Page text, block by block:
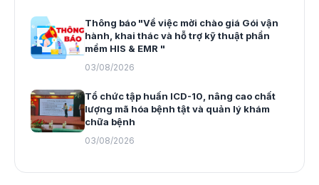
Thông báo "Về việc mời chào giá Gói vận
hành, khai thác và hỗ trợ kỹ thuật phần
mềm HIS & EMR "
03/08/2026
Tổ chức tập huấn ICD-10, nâng cao chất
lượng mã hóa bệnh tật và quản lý khám
chữa bệnh
03/08/2026